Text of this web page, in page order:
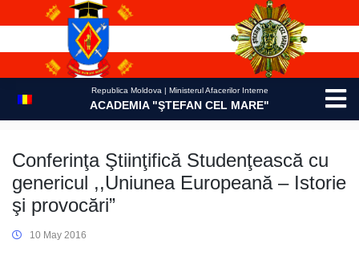
Republica Moldova | Ministerul Afacerilor Interne
ACADEMIA "ŞTEFAN CEL MARE"
Conferinţa Ştiinţifică Studenţească cu
genericul ,,Uniunea Europeană – Istorie
şi provocări”
10 May 2016